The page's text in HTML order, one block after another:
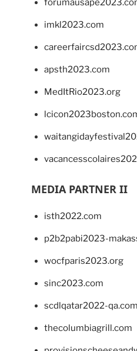
imkl2023.com
apsth2023.com
MedItRio2023.org
MEDIA PARTNER II
isth2022.com
p2b2pabi2023-
wocfparis2023.org
sinc2023.com
scdlqatar2022-qa.com
thecolumbiagrill.com